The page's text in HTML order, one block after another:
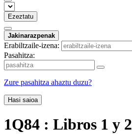
Ezeztatu
Jakinarazpenak
Erabiltzaile-izena:
Pasahitza:
Zure pasahitza ahaztu duzu?
Hasi saioa
1Q84 : Libros 1 y 2